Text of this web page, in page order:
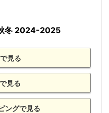
冬 2024-2025
見る
見る
ングで見る